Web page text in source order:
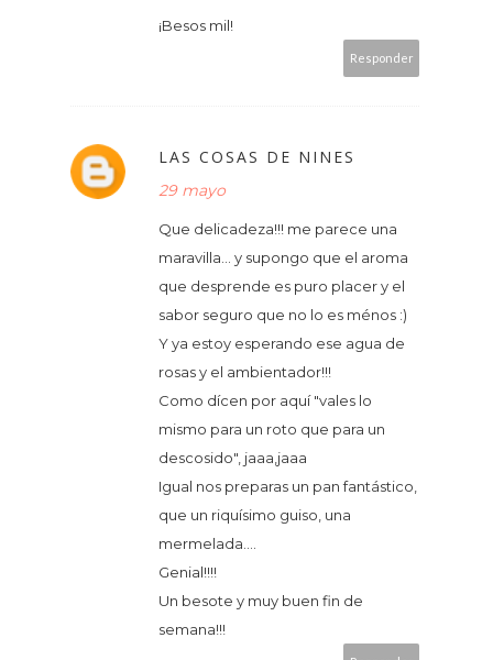
¡Besos mil!
Responder
LAS COSAS DE NINES
29 mayo
Que delicadeza!!! me parece una
maravilla... y supongo que el aroma
que desprende es puro placer y el
sabor seguro que no lo es ménos :)
Y ya estoy esperando ese agua de
rosas y el ambientador!!!
Como dícen por aquí "vales lo
mismo para un roto que para un
descosido", jaaa,jaaa
Igual nos preparas un pan fantástico,
que un riquísimo guiso, una
mermelada....
Genial!!!!
Un besote y muy buen fin de
semana!!!